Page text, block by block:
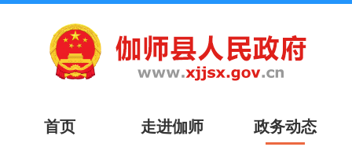
首页 走进伽师 政务动态